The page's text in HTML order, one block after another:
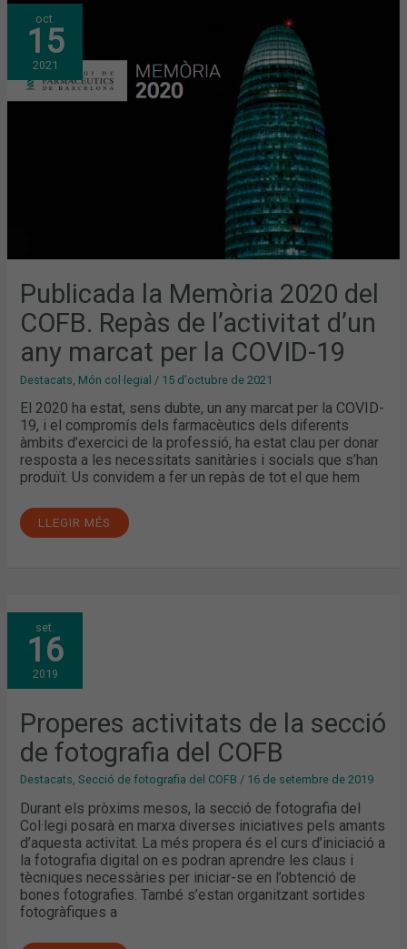
oct.
15
2021
Publicada la Memòria 2020 del
COFB. Repàs de l’activitat d’un
any marcat per la COVID-19
Destacats Món col·legial / 15 d'octubre de 2021
El 2020 ha estat, sens dubte, un any marcat per la COVID-
19, i el compromís dels farmacèutics dels diferents
àmbits d’exercici de la professió, ha estat clau per donar
resposta a les necessitats sanitàries i socials que s’han
produït. Us convidem a fer un repàs de tot el que hem
PUBLICADA
LA
MEMÒRIA
2020
DEL
COFB.
REPÀS
DE
L’ACTIVITAT
LLEGIR MÉS
set.
16
2019
Properes activitats de la secció
de fotografia del COFB
Destacats,Secció de fotografia del COFB / 16 de setembre de 2019
Durant els pròxims mesos, la secció de fotografia del
Col·legi posarà en marxa diverses iniciatives pels amants
d’aquesta activitat. La més propera és el curs d’iniciació a
la fotografia digital on es podran aprendre les claus i
tècniques necessàries per iniciar-se en l’obtenció de
bones fotografies. També s’estan organitzant sortides
fotogràfiques a
PROPERES
ACTIVITATS
DE
LA
SECCIÓ
DE
FOTOGRAFIA